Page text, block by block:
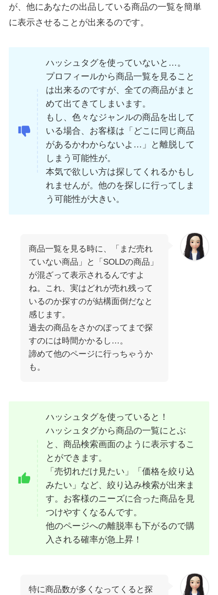
が、他にあなたの出品している商品の一覧を簡単
に表示させることが出来るのです。
ハッシュタグを使っていないと…。
プロフィールから商品一覧を見ること
は出来るのですが、全ての商品がまと
めて出てきてしまいます。
もし、色々なジャンルの商品を出して
いる場合、お客様は「どこに同じ商品
があるかわからないよ…」と離脱して
しまう可能性が。
本気で欲しい方は探してくれるかもし
れませんが。他のを探しに行ってしま
う可能性が大きい。
商品一覧を見る時に、「まだ売れ
ていない商品」と「SOLDの商品」
が混ざって表示されるんですよ
ね。これ、実はどれが売れ残って
いるのか探すのが結構面倒だなと
感じます。
過去の商品をさかのぼってまで探
すのには時間かかるし…。
諦めて他のページに行っちゃうか
も。
ハッシュタグを使っていると！
ハッシュタグから商品の一覧にとぶ
と、商品検索画面のように表示するこ
とができます。
「売切れだけ見たい」「価格を絞り込
みたい」など、絞り込み検索が出来ま
す。お客様のニーズに合った商品を見
つけやすくなるんです。
他のページへの離脱率も下がるので購
入される確率が急上昇！
特に商品数が多くなってくると探